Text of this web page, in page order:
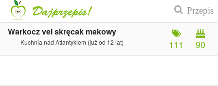
Warkocz vel skręcak makowy
Kuchnia nad Atlantykiem (już od 12 lat) 90
111